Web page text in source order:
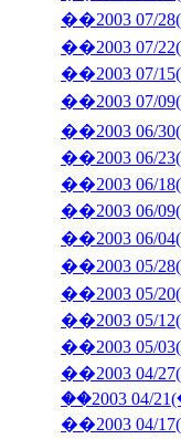
��2003
��2003
��2003
��2003 06/
��2003
��2003
��2003
��2003 05/
��2003